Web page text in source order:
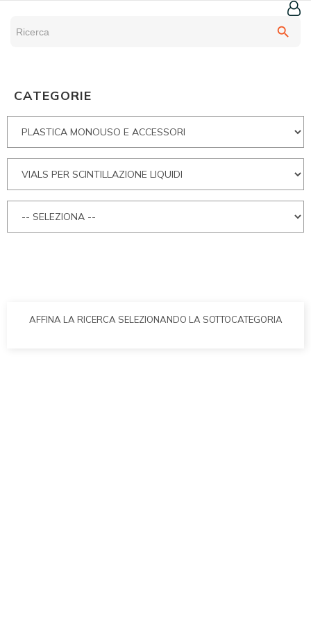
search
CATEGORIE
AFFINA LA RICERCA SELEZIONANDO LA SOTTOCATEGORIA